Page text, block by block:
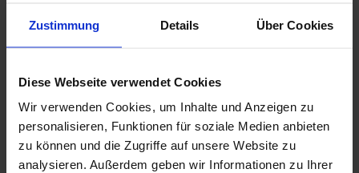
Zustimmung Details Über Cookies
Diese Webseite verwendet Cookies
Wir verwenden Cookies, um Inhalte und Anzeigen zu
personalisieren, Funktionen für soziale Medien anbieten
zu können und die Zugriffe auf unsere Website zu
analysieren. Außerdem geben wir Informationen zu Ihrer
Previous Next